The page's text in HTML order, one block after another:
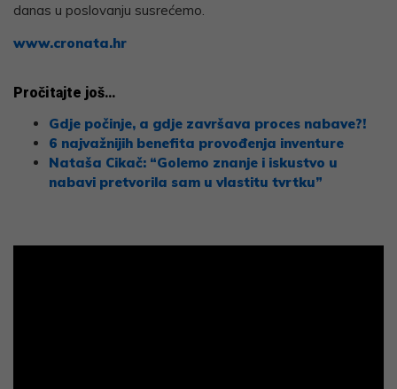
danas u poslovanju susrećemo.
www.cronata.hr
Pročitajte još…
Gdje počinje, a gdje završava proces nabave?!
6 najvažnijih benefita provođenja inventure
Nataša Cikač: “Golemo znanje i iskustvo u
nabavi pretvorila sam u vlastitu tvrtku”